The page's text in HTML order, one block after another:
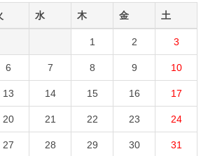
水 木 金 土
1 2 3
6 7 8 9 10
13 14 15 16 17
20 21 22 23 24
27 28 29 30 31